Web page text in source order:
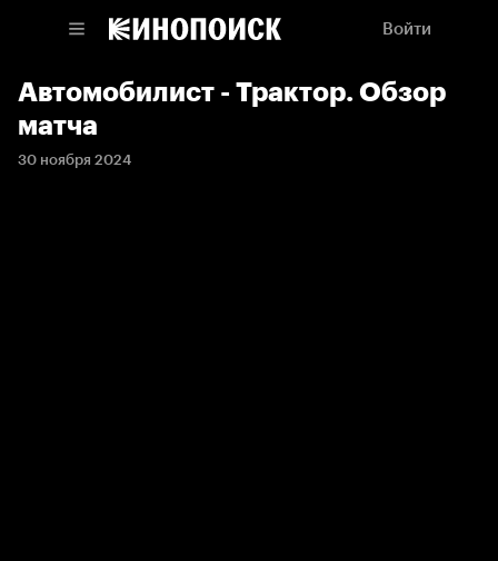
Войти
Автомобилист - Трактор. Обзор
матча
30 ноября 2024